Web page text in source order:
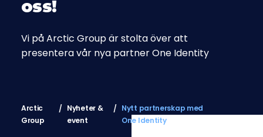
oss!
Vi på Arctic Group är stolta över att
presentera vår nya partner One Identity
Arctic
Group
Nyheter &
event
Nytt partnerskap med
One Identity